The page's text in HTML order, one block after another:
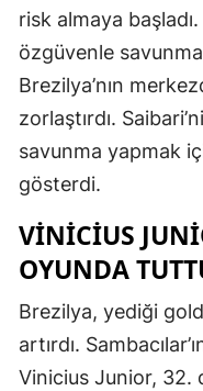
risk almaya
özgüvenle savunma
Brezilya’nın
zorlaştırdı.
savunma yapmak
gösterdi.
VINICIUS
OYUNDA
Brezilya, yediği
artırdı.
Vinicius Junior, 32.